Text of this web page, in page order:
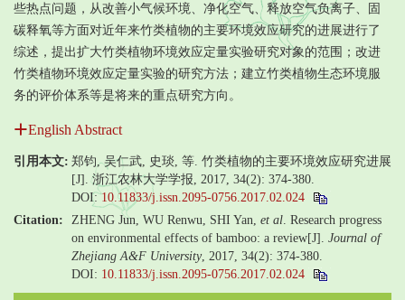
些热点问题，从改善小气候环境、净化空气、释放空气负离子、固
碳释氧等方面对近年来竹类植物的主要环境效应研究的进展进行了
综述，提出扩大竹类植物环境效应定量实验研究对象的范围；改进
竹类植物环境效应定量实验的研究方法；建立竹类植物生态环境服
务的评价体系等是将来的重点研究方向。
English Abstract
引用本文: 郑钧, 吴仁武, 史琰, 等. 竹类植物的主要环境效应研究进展
[J]. 浙江农林大学学报, 2017, 34(2): 374-380.
DOI:10.11833/j.issn.2095-0756.2017.02.024
Citation:
ZHENG Jun, WU Renwu, SHI Yan, et al . Research progress
on environmental effects of bamboo: a review[J]. Journal of
Zhejiang A&F University, 2017, 34(2): 374-380.
DOI: 10.11833/j.issn.2095-0756.2017.02.024